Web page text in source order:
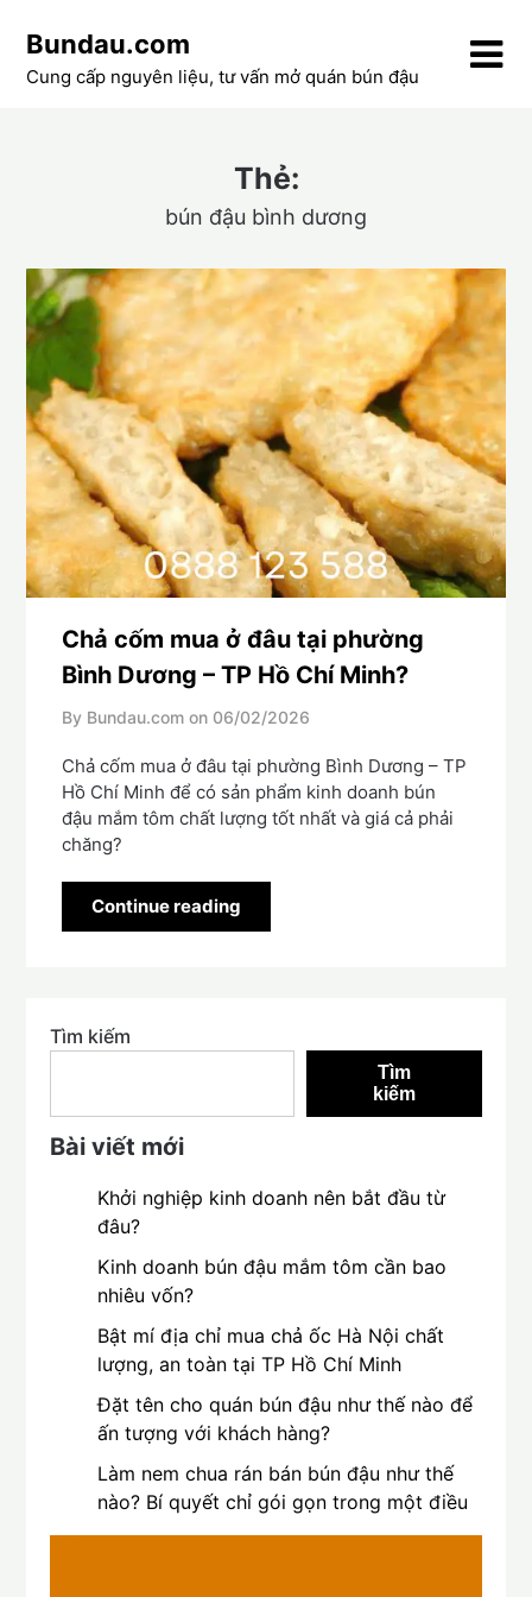
content
Bundau.com
Cung cấp nguyên liệu, tư vấn mở quán bún đậu
Thẻ:
bún đậu bình dương
Chả cốm mua ở đâu tại phường
Bình Dương – TP Hồ Chí Minh?
By Bundau.com on 06/02/2026
Chả cốm mua ở đâu tại phường Bình Dương – TP
Hồ Chí Minh để có sản phẩm kinh doanh bún
đậu mắm tôm chất lượng tốt nhất và giá cả phải
chăng?
Continue reading
Tìm kiếm
Tìm
kiếm
Bài viết mới
Khởi nghiệp kinh doanh nên bắt đầu từ
đâu?
Kinh doanh bún đậu mắm tôm cần bao
nhiêu vốn?
Bật mí địa chỉ mua chả ốc Hà Nội chất
lượng, an toàn tại TP Hồ Chí Minh
Đặt tên cho quán bún đậu như thế nào để
ấn tượng với khách hàng?
Làm nem chua rán bán bún đậu như thế
nào? Bí quyết chỉ gói gọn trong một điều